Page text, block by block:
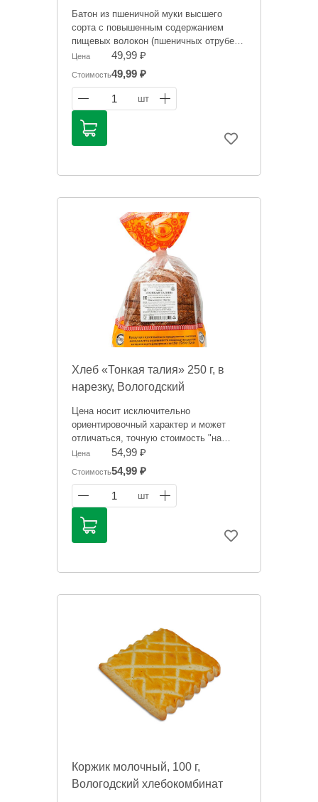
Батон из пшеничной муки высшего
сорта с повышенным содержанием
пищевых волокон (пшеничных отрубей),
известных своим свойством очищать
организм от токсинов и улучшать
перистальтику кишечника.
Информация на сайте о товарах носит
справочный характер и не является
публичной офертой. Цена может
меняться.
Цена 49,99 ₽
Стоимость49,99 ₽
1 шт
Хлеб «Тонкая талия» 250 г, в
нарезку, Вологодский
Цена носит исключительно
ориентировочный характер и может
отличаться, точную стоимость "на
сегодня" сообщит менеджер при
оформлении заказа.
Цена 54,99 ₽
Стоимость54,99 ₽
1 шт
Коржик молочный, 100 г,
Вологодский хлебокомбинат